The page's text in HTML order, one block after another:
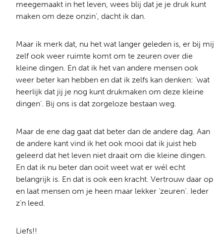
meegemaakt in het leven, wees blij dat je je druk kunt
maken om deze onzin’, dacht ik dan.
Maar ik merk dat, nu het wat langer geleden is, er bij mij
zelf ook weer ruimte komt om te zeuren over die
kleine dingen. En dat ik het van andere mensen ook
weer beter kan hebben en dat ik zelfs kan denken: ‘wat
heerlijk dat jij je nog kunt drukmaken om deze kleine
dingen’. Bij ons is dat zorgeloze bestaan weg.
Maar de ene dag gaat dat beter dan de andere dag. Aan
de andere kant vind ik het ook mooi dat ik juist heb
geleerd dat het leven niet draait om die kleine dingen.
En dat ik nu beter dan ooit weet wat er wél echt
belangrijk is. En dat is ook een kracht. Vertrouw daar op
en laat mensen om je heen maar lekker ‘zeuren’. Ieder
z’n leed.
Liefs!!